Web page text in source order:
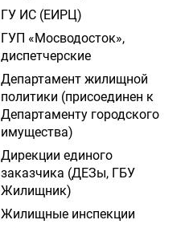
ГУ ИС (ЕИРЦ)
ГУП «Мосводосток»,
диспетчерские
Департамент жилищной
политики (присоединен к
Департаменту городского
имущества)
Дирекции единого
заказчика (ДЕЗы, ГБУ
Жилищник)
Жилищные инспекции